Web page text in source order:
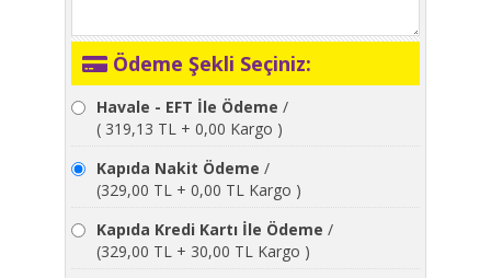
Ödeme Şekli Seçiniz:
Havale - EFT İle Ödeme /
( 319,13 TL + 0,00 Kargo )
Kapıda Nakit Ödeme /
(329,00 TL + 0,00 TL Kargo )
Kapıda Kredi Kartı İle Ödeme /
(329,00 TL + 30,00 TL Kargo )